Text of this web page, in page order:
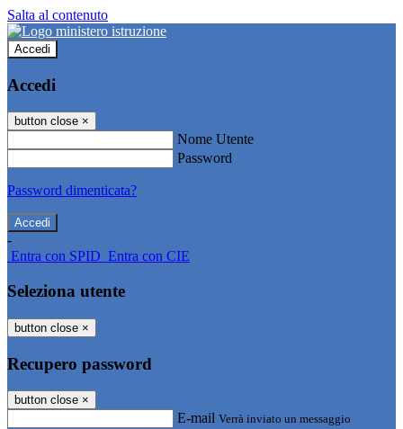
Salta al contenuto
Accedi
Accedi
button close ×
Nome Utente
Password
Password dimenticata?
-
Entra con SPID Entra con CIE
Seleziona utente
button close ×
Recupero password
button close ×
E-mail Verrà inviato un messaggio